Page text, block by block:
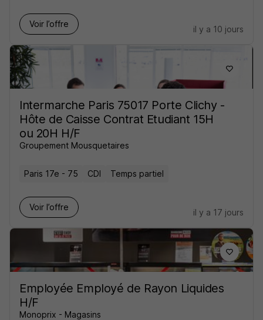
Voir l’offre
il y a 10 jours
Intermarche Paris 75017 Porte Clichy -
Hôte de Caisse Contrat Etudiant 15H
ou 20H H/F
Groupement Mousquetaires
Paris 17e - 75 CDI Temps partiel
Voir l’offre
il y a 17 jours
Employée Employé de Rayon Liquides
H/F
Monoprix - Magasins